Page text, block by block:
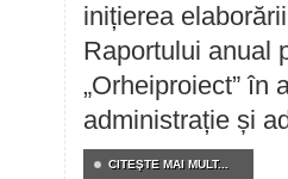
inițierea
Raportului anual
„Orheiproiect” în
administrație și
CITEŞTE MAI MULT...